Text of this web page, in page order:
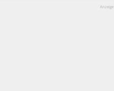
Anzeige